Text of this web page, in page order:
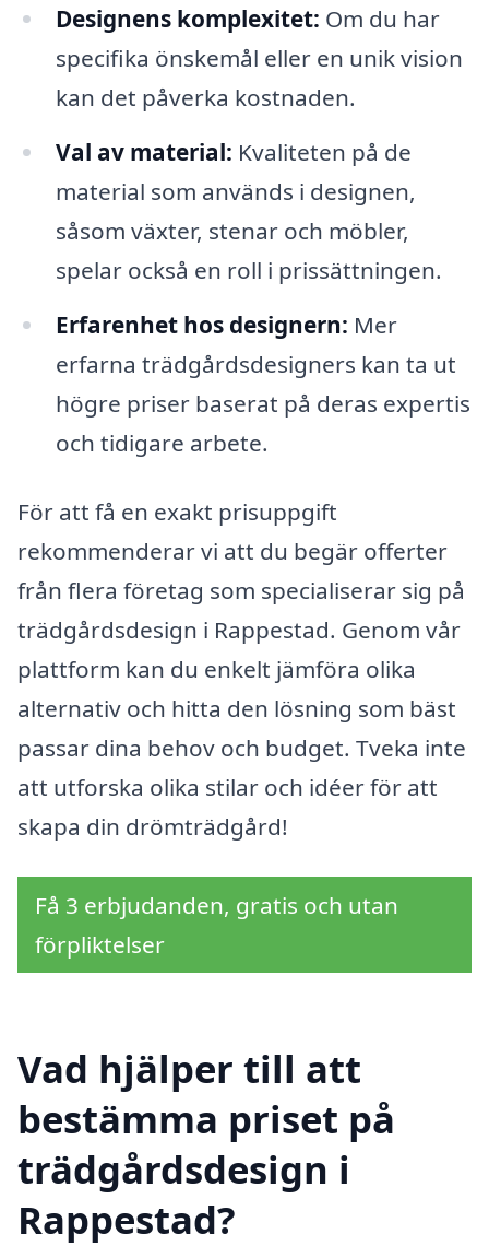
Designens komplexitet: Om du har
specifika önskemål eller en unik vision
kan det påverka kostnaden.
Val av material: Kvaliteten på de
material som används i designen,
såsom växter, stenar och möbler,
spelar också en roll i prissättningen.
Erfarenhet hos designern: Mer
erfarna trädgårdsdesigners kan ta ut
högre priser baserat på deras expertis
och tidigare arbete.
För att få en exakt prisuppgift
rekommenderar vi att du begär offerter
från flera företag som specialiserar sig på
trädgårdsdesign i Rappestad. Genom vår
plattform kan du enkelt jämföra olika
alternativ och hitta den lösning som bäst
passar dina behov och budget. Tveka inte
att utforska olika stilar och idéer för att
skapa din drömträdgård!
Få 3 erbjudanden, gratis och utan
förpliktelser
Vad hjälper till att
bestämma priset på
trädgårdsdesign i
Rappestad?